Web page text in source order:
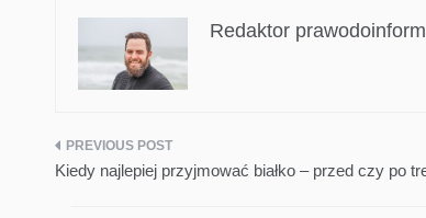
Redaktor
Nawigacja
Kiedy najlepiej przyjmować białko – przed czy po